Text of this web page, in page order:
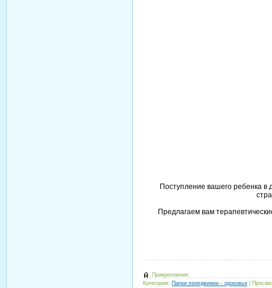
Поступление вашего ребенка
Предлагаем вам
Прикрепления:
Категория: Папки передвижки - здоровье